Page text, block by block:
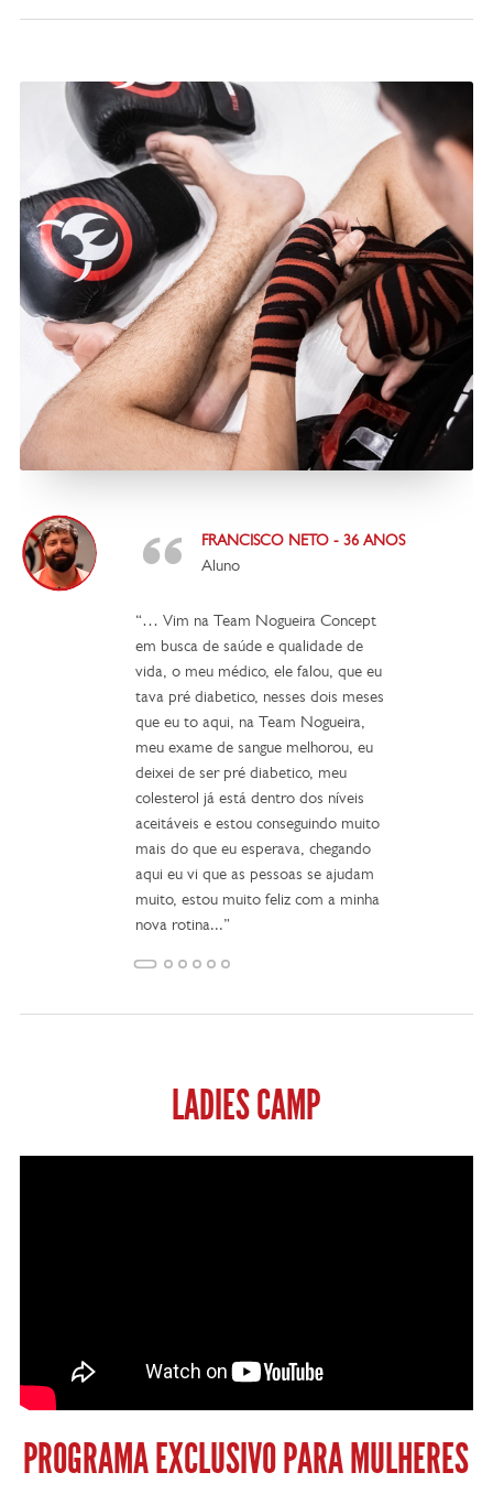
FRANCISCO NETO - 36 ANOS
Aluno
“… Vim na Team Nogueira Concept
em busca de saúde e qualidade de
vida, o meu médico, ele falou, que eu
tava pré diabetico, nesses dois meses
que eu to aqui, na Team Nogueira,
meu exame de sangue melhorou, eu
deixei de ser pré diabetico, meu
colesterol já está dentro dos níveis
aceitáveis e estou conseguindo muito
mais do que eu esperava, chegando
aqui eu vi que as pessoas se ajudam
muito, estou muito feliz com a minha
nova rotina...”
LADIES CAMP
PROGRAMA EXCLUSIVO PARA MULHERES